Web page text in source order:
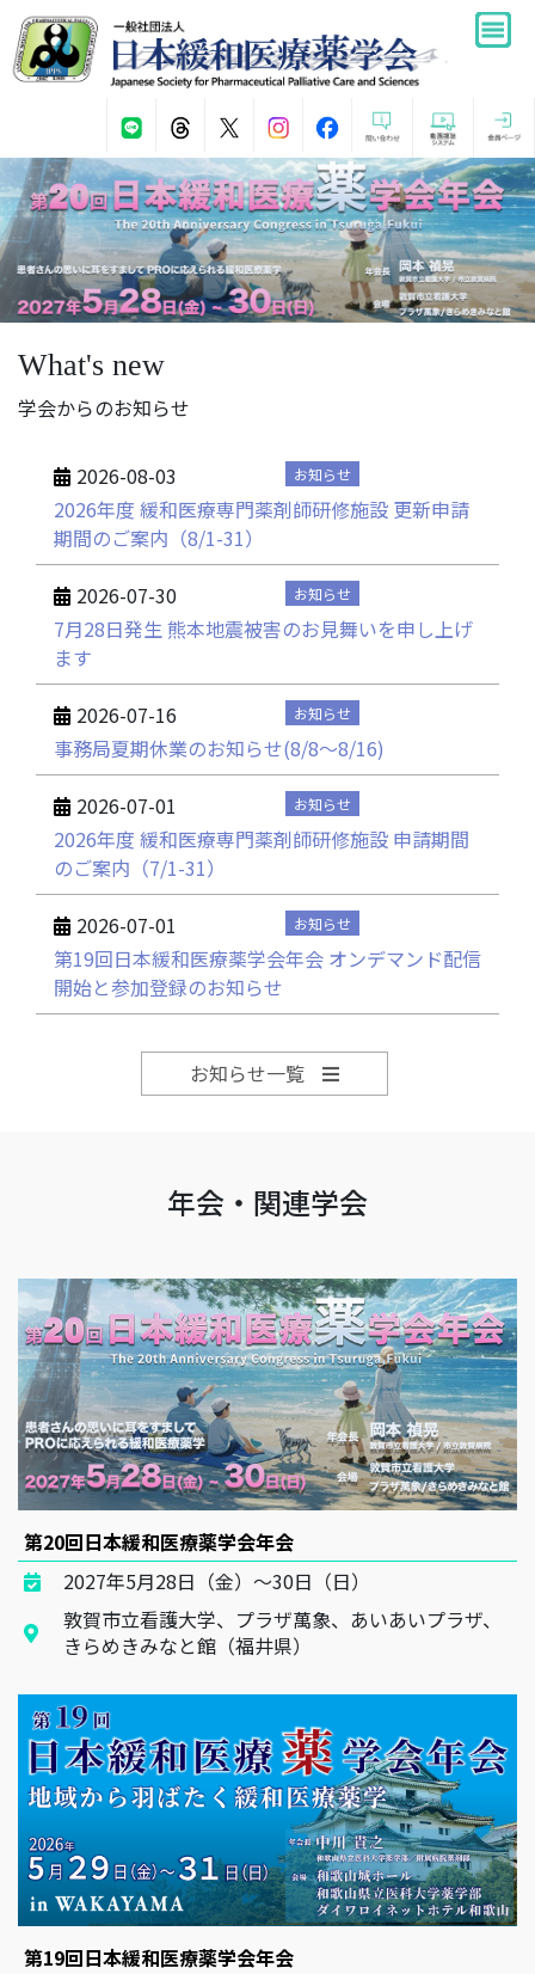
What's new
学会からのお知らせ
2026-08-03 お知らせ
2026年度 緩和医療専門薬剤師研修施設 更新申請
期間のご案内（8/1-31）
2026-07-30
お知らせ
7月28日発生 熊本地震被害のお見舞いを申し上げ
ます
2026-07-16
お知らせ
事務局夏期休業のお知らせ(8/8～8/16)
2026-07-01
お知らせ
2026年度 緩和医療専門薬剤師研修施設 申請期間
のご案内（7/1-31）
2026-07-01
お知らせ
第19回日本緩和医療薬学会年会 オンデマンド配信
開始と参加登録のお知らせ
お知らせ一覧
年会・関連学会
第20回日本緩和医療薬学会年会
2027年5月28日（金）～30日（日）
敦賀市立看護大学、プラザ萬象、あいあいプラザ、
きらめきみなと館（福井県）
第19回日本緩和医療薬学会年会